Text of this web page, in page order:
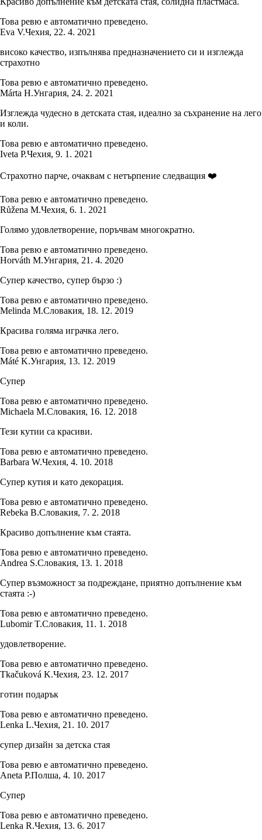
Това ревю е автоматично преведено.
Eva V.Чехия, 22. 4. 2021
високо качество, изпълнява предназначението си и изглежда
страхотно
Това ревю е автоматично преведено.
Márta H.Унгария, 24. 2. 2021
Изглежда чудесно в детската стая, идеално за съхранение на лего
и коли.
Това ревю е автоматично преведено.
Iveta P.Чехия, 9. 1. 2021
Страхотно парче, очаквам с нетърпение следващия ❤️
Това ревю е автоматично преведено.
Růžena M.Чехия, 6. 1. 2021
Голямо удовлетворение, поръчвам многократно.
Това ревю е автоматично преведено.
Horváth M.Унгария, 21. 4. 2020
Супер качество, супер бързо :)
Това ревю е автоматично преведено.
Melinda M.Словакия, 18. 12. 2019
Красива голяма играчка лего.
Това ревю е автоматично преведено.
Máté K.Унгария, 13. 12. 2019
Супер
Това ревю е автоматично преведено.
Michaela M.Словакия, 16. 12. 2018
Тези кутии са красиви.
Това ревю е автоматично преведено.
Barbara W.Чехия, 4. 10. 2018
Супер кутия и като декорация.
Това ревю е автоматично преведено.
Rebeka B.Словакия, 7. 2. 2018
Красиво допълнение към стаята.
Това ревю е автоматично преведено.
Andrea S.Словакия, 13. 1. 2018
Супер възможност за подреждане, приятно допълнение към
стаята :-)
Това ревю е автоматично преведено.
Lubomir T.Словакия, 11. 1. 2018
удовлетворение.
Това ревю е автоматично преведено.
Tkačuková K.Чехия, 23. 12. 2017
готин подарък
Това ревю е автоматично преведено.
Lenka L.Чехия, 21. 10. 2017
супер дизайн за детска стая
Това ревю е автоматично преведено.
Aneta P.Полша, 4. 10. 2017
Супер
Това ревю е автоматично преведено.
Lenka R.Чехия, 13. 6. 2017